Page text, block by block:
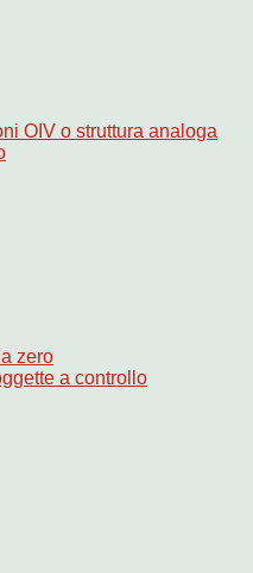
OIV o struttura analoga
zero
a controllo